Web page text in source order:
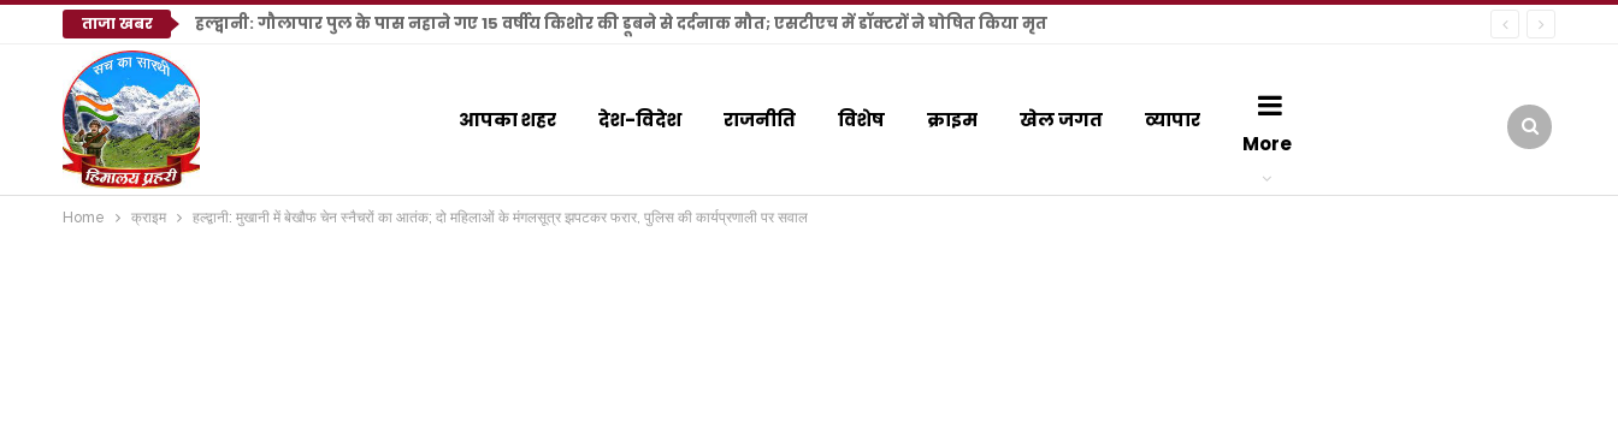
ताजा खबर हल्द्वानी: गौलापार पुल के पास नहाने गए 15 वर्षीय किशोर की डूबने से दर्दनाक मौत; एसटीएच में डॉक्टरों ने घोषित किया मृत
आपका शहर देश-विदेश राजनीति विशेष क्राइम खेल जगत
व्यापार
More
Home क्राइम हल्द्वानी: मुखानी में बेखौफ चेन स्नैचरों का आतंक; दो महिलाओं के मंगलसूत्र झपटकर फरार, पुलिस की कार्यप्रणाली पर सवाल